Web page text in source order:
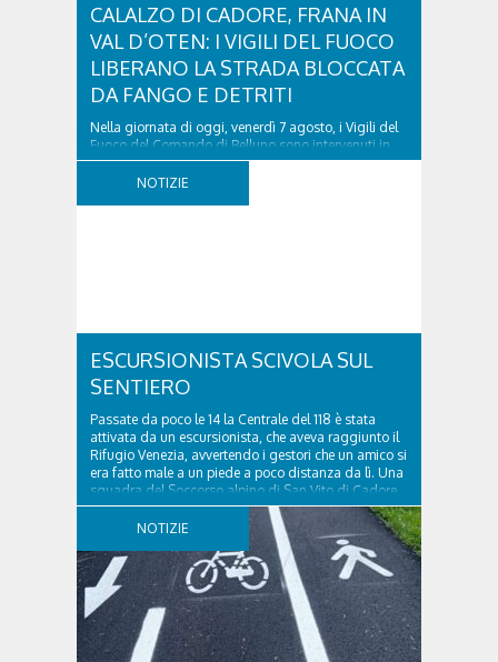
CALALZO DI CADORE, FRANA IN
VAL D’OTEN: I VIGILI DEL FUOCO
LIBERANO LA STRADA BLOCCATA
DA FANGO E DETRITI
Nella giornata di oggi, venerdì 7 agosto, i Vigili del
Fuoco del Comando di Belluno sono intervenuti in
località Diassa, in Val d’Oten, nel comune di Calalzo
di Cadore, per liberare una strada rimasta bloccata
NOTIZIE
ESCURSIONISTA SCIVOLA SUL
SENTIERO
Passate da poco le 14 la Centrale del 118 è stata
attivata da un escursionista, che aveva raggiunto il
Rifugio Venezia, avvertendo i gestori che un amico si
era fatto male a un piede a poco distanza da lì. Una
squadra del Soccorso alpino di San Vito di Cadore
ha quindi raggiunto l'infortunato...
NOTIZIE